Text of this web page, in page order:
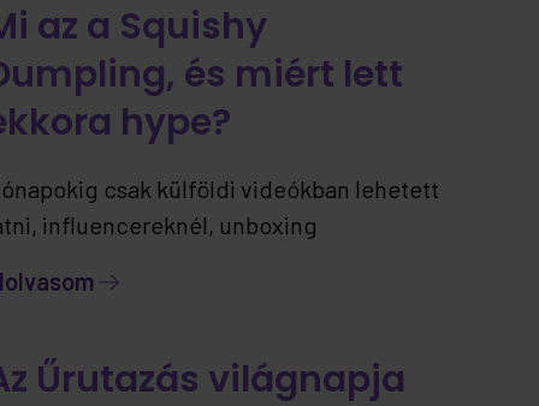
az a Squishy
és miért lett
hype?
csak külföldi videókban lehetett
influencereknél, unboxing
– ráadásul jelenleg kizárólag nálunk.
Űrutazás világnapja